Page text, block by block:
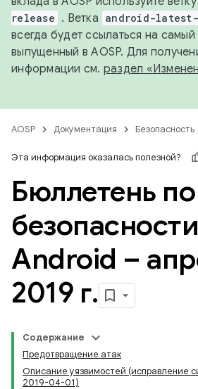
release . Ветка android-
всегда будет ссылаться на
выпущенный в AOSP. Для
информации см. раздел
AOSP Документация Безопасность
Эта информация оказалась полезной?
Бюллетень по
безопасности
Android –
2019 г.
Содержание
Предотвращение атак
Описание уязвимостей (исправление
2019-04-01)